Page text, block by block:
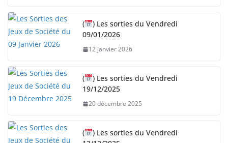
(
) Les sorties du Vendredi
09/01/2026
12 janvier 2026
(
) Les sorties du Vendredi
19/12/2025
20 décembre 2025
(
) Les sorties du Vendredi